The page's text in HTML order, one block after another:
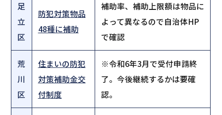
足
立
区
防犯対策物品
48種に補助
補助率、補助上限額は物品に
よって異なるので自治体HP
で確認
荒
川
区
住まいの防犯
対策補助金交
付制度
※令和6年3月で受付申請終
了。今後継続するかは要確
認。